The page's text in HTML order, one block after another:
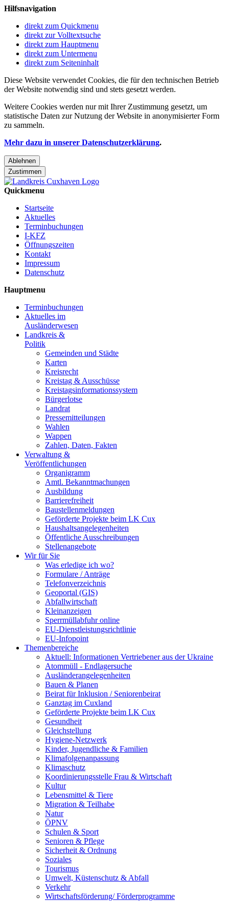
Hilfsnavigation
direkt zum Quickmenu
direkt zur Volltextsuche
direkt zum Hauptmenu
direkt zum Untermenu
direkt zum Seiteninhalt
Diese Website verwendet Cookies, die für den technischen Betrieb
der Website notwendig sind und stets gesetzt werden.
Weitere Cookies werden nur mit Ihrer Zustimmung gesetzt, um
statistische Daten zur Nutzung der Website in anonymisierter Form
zu sammeln.
Mehr dazu in unserer Datenschutzerklärung.
Ablehnen
Zustimmen
Quickmenu
Startseite
Aktuelles
Terminbuchungen
I-KFZ
Öffnungszeiten
Kontakt
Impressum
Datenschutz
Hauptmenu
Terminbuchungen
Aktuelles im
Ausländerwesen
Landkreis &
Politik
Gemeinden und Städte
Karten
Kreisrecht
Kreistag & Ausschüsse
Kreistagsinformationssystem
Bürgerlotse
Landrat
Pressemitteilungen
Wahlen
Wappen
Zahlen, Daten, Fakten
Verwaltung &
Veröffentlichungen
Organigramm
Amtl. Bekanntmachungen
Ausbildung
Barrierefreiheit
Baustellenmeldungen
Geförderte Projekte beim LK Cux
Haushaltsangelegenheiten
Öffentliche Ausschreibungen
Stellenangebote
Wir für Sie
Was erledige ich wo?
Formulare / Anträge
Telefonverzeichnis
Geoportal (GIS)
Abfallwirtschaft
Kleinanzeigen
Sperrmüllabfuhr online
EU-Dienstleistungsrichtlinie
EU-Infopoint
Themenbereiche
Aktuell: Informationen Vertriebener aus der Ukraine
Atommüll - Endlagersuche
Ausländerangelegenheiten
Bauen & Planen
Beirat für Inklusion / Seniorenbeirat
Ganztag im Cuxland
Geförderte Projekte beim LK Cux
Gesundheit
Gleichstellung
Hygiene-Netzwerk
Kinder, Jugendliche & Familien
Klimafolgenanpassung
Klimaschutz
Koordinierungsstelle Frau & Wirtschaft
Kultur
Lebensmittel & Tiere
Migration & Teilhabe
Natur
ÖPNV
Schulen & Sport
Senioren & Pflege
Sicherheit & Ordnung
Soziales
Tourismus
Umwelt, Küstenschutz & Abfall
Verkehr
Wirtschaftsförderung/ Förderprogramme